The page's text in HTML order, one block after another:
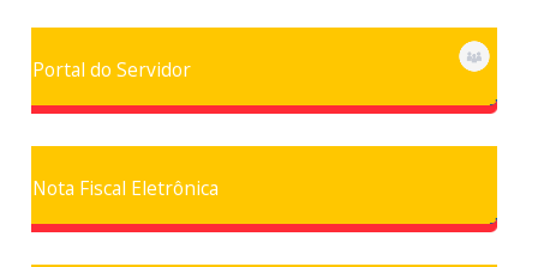
Portal do Servidor
Nota Fiscal Eletrônica